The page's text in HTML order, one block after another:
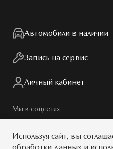
Мир Mazda
Правовая информация
Автомобили в наличии
Запись на сервис
Личный кабинет
Мы в соцсетях
Используя сайт, вы